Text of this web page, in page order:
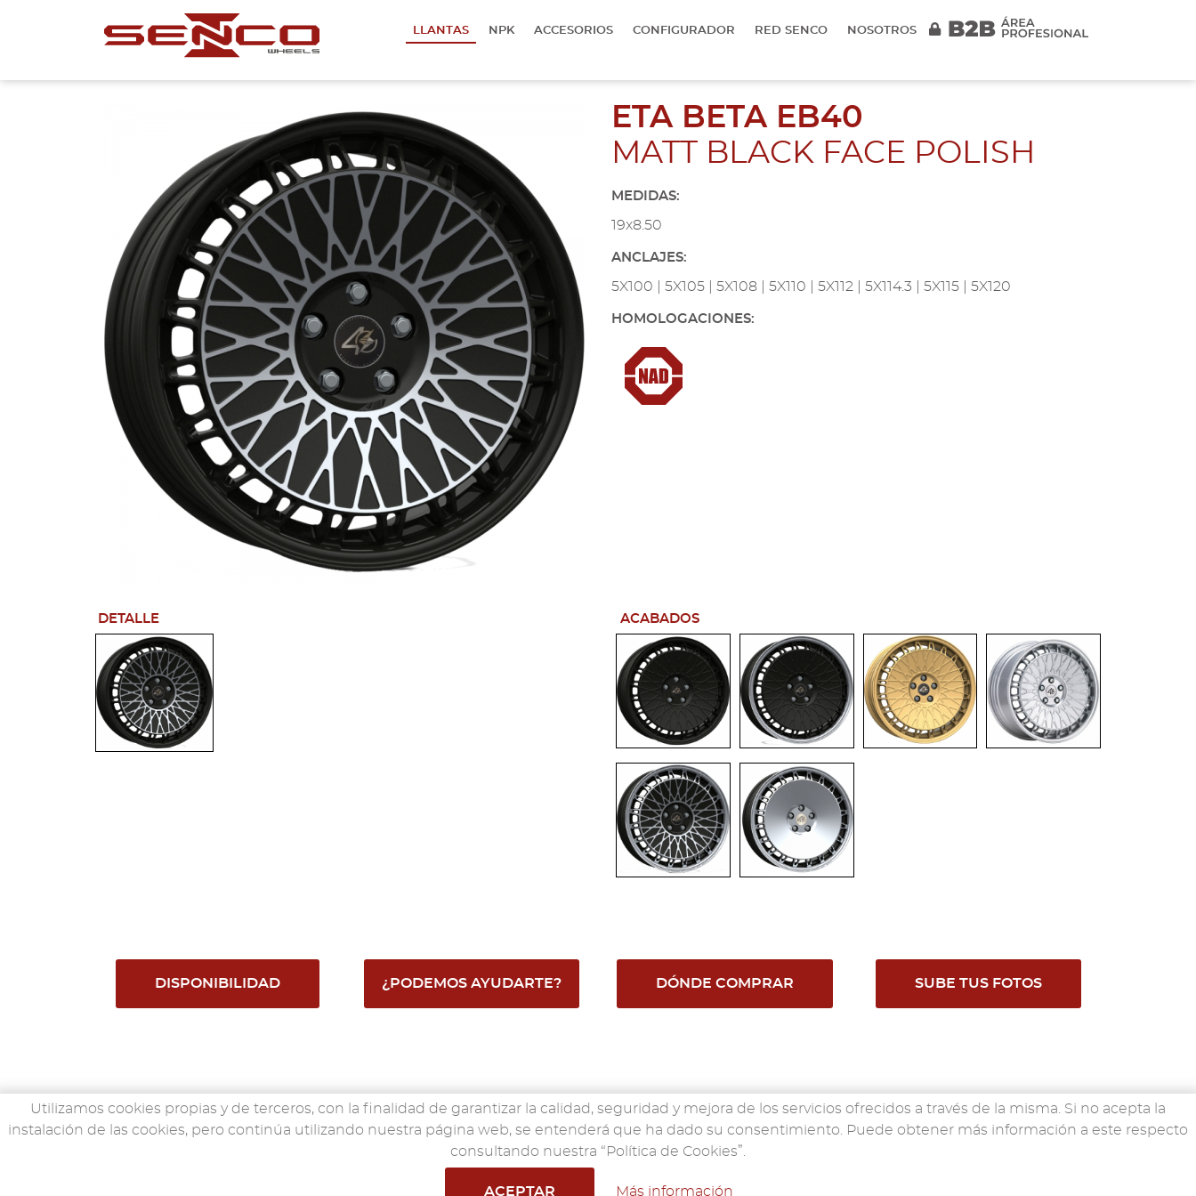
Utilizamos cookies propias y de terceros, con la finalidad de garantizar la calidad, seguridad y mejora de los servicios ofrecidos a través de la misma. Si no acepta la
instalación de las cookies, pero continúa utilizando nuestra página web, se entenderá que ha dado su consentimiento. Puede obtener más información a este respecto
consultando nuestra “Política de Cookies”.
ACEPTAR Más información
LLANTAS NPK ACCESORIOS CONFIGURADOR RED SENCO NOSOTROS
DETALLE
ETA BETA EB40
MATT BLACK FACE POLISH
MEDIDAS:
19x8.50
ANCLAJES:
5X100 | 5X105 | 5X108 | 5X110 | 5X112 | 5X114.3 | 5X115 | 5X120
HOMOLOGACIONES:
ACABADOS
DISPONIBILIDAD ¿PODEMOS AYUDARTE? DÓNDE COMPRAR SUBE TUS FOTOS
ACCESORIOS CONFIGURADOR RED SENCO
© 2019Aviso Legal Política de Privacidad de Datos